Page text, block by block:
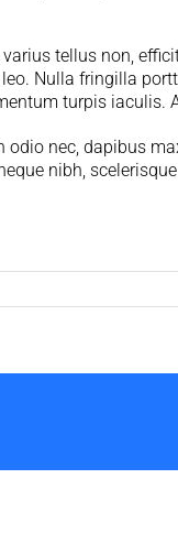
tellus non,
Nulla fringilla
turpis iaculis.
nec, dapibus
nibh,